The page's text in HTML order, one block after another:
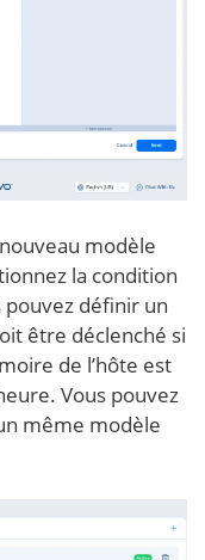
modèle
la condition
pouvez définir un
être déclenché si
de l’hôte est
Vous pouvez
même modèle